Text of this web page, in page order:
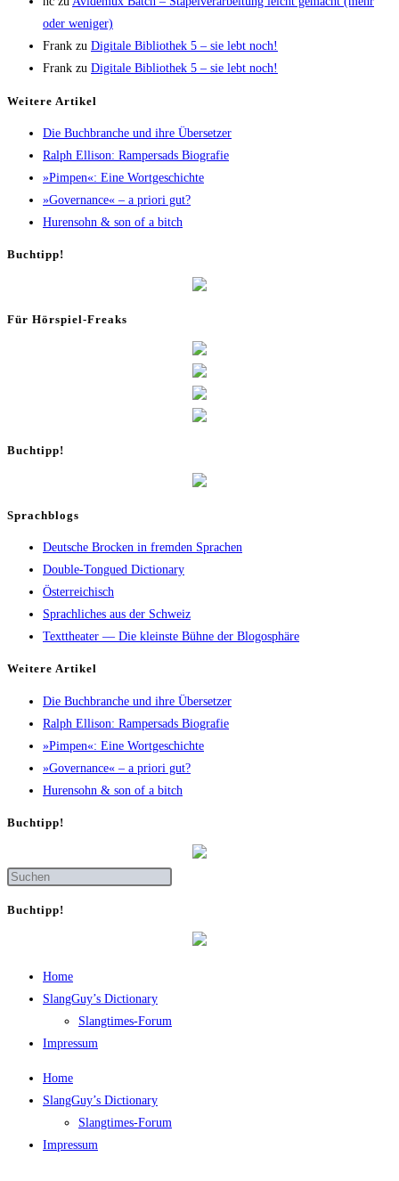
oder weniger)
Frank zu Digi­ta­le Biblio­thek 5 – sie lebt noch!
Frank zu Digi­ta­le Biblio­thek 5 – sie lebt noch!
Wei­te­re Artikel
Die Buch­bran­che und ihre Übersetzer
Ralph Elli­son: Ram­pers­ads Biografie
»Pim­pen«: Eine Wortgeschichte
»Gover­nan­ce« – a prio­ri gut?
Huren­sohn & son of a bitch
Buch­tipp!
Für Hör­spiel-Freaks
Buch­tipp!
Sprachblogs
Deutsche Brocken in fremden Sprachen
Double-Tongued Dictionary
Österreichisch
Sprachliches aus der Schweiz
Texttheater — Die kleinste Bühne der Blogosphäre
Wei­te­re Artikel
Die Buch­bran­che und ihre Übersetzer
Ralph Elli­son: Ram­pers­ads Biografie
»Pim­pen«: Eine Wortgeschichte
»Gover­nan­ce« – a prio­ri gut?
Huren­sohn & son of a bitch
Buch­tipp!
Buch­tipp!
Home
SlangGuy’s Dic­tion­a­ry
Slang­times-Forum
Impres­sum
Home
SlangGuy’s Dic­tion­a­ry
Slang­times-Forum
Impres­sum